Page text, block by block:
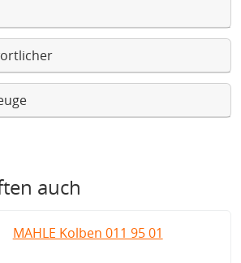
auch
MAHLE Kolben 011 95 01